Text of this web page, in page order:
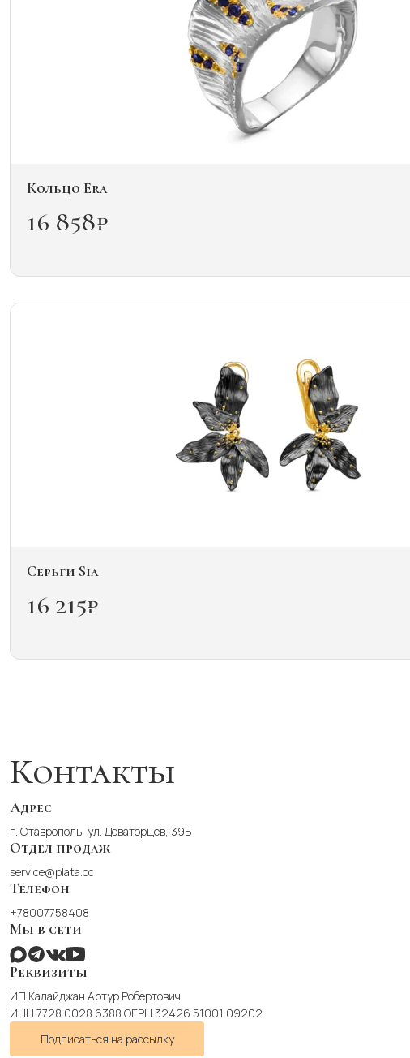
Кольцо Era
16 858₽
имеет
Серьги Sia
16 215₽
имеет
на
странице
Контакты
Адрес
г. Ставрополь, ул. Доваторцев, 39Б
Отдел продаж
service@plata.cc
Телефон
+78007758408
Мы в сети
Реквизиты
ИП Калайджан Артур Робертович
ИНН 7728 0028 6388 ОГРН 32426 51001 09202
Подписаться на рассылку